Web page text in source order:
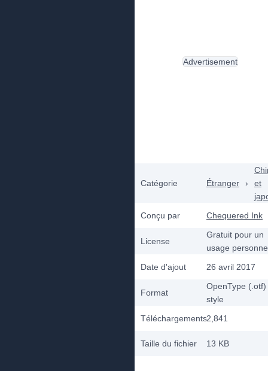
Catégorie Étranger ›
et
Conçu par
Chequered Ink
License
Gratuit pour un
usage
Date d'ajout
26 avril 2017
Format
OpenType (.otf)
style
Téléchargements2,841
Taille du fichier 13 KB
Advertisement